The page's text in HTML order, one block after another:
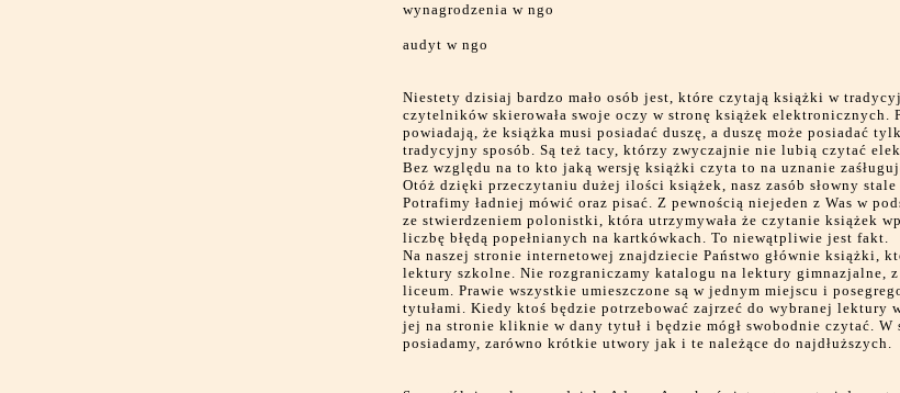
wynagrodzenia w ngo
audyt w ngo
Niestety dzisiaj bardzo mało osób jest, które czytają książki w
czytelników skierowała swoje oczy w stronę książek elektronicznych.
powiadają, że książka musi posiadać duszę, a duszę może posiadać
tradycyjny sposób. Są też tacy, którzy zwyczajnie nie lubią czytać
Bez względu na to kto jaką wersję książki czyta to na uznanie
Otóż dzięki przeczytaniu dużej ilości książek, nasz zasób słowny
Potrafimy ładniej mówić oraz pisać. Z pewnością niejeden z Was w
ze stwierdzeniem polonistki, która utrzymywała że czytanie książek
liczbę błędą popełnianych na kartkówkach. To niewątpliwie jest fakt.
Na naszej stronie internetowej znajdziecie Państwo głównie książki,
lektury szkolne. Nie rozgraniczamy katalogu na lektury gimnazjalne,
liceum. Prawie wszystkie umieszczone są w jednym miejscu i
tytułami. Kiedy ktoś będzie potrzebować zajrzeć do wybranej lektury
jej na stronie kliknie w dany tytuł i będzie mógł swobodnie czytać. W
posiadamy, zarówno krótkie utwory jak i te należące do najdłuższych.